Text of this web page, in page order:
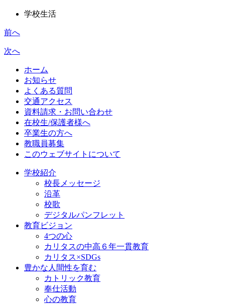
学校生活
前へ
次へ
ホーム
お知らせ
よくある質問
交通アクセス
資料請求・お問い合わせ
在校生/保護者様へ
卒業生の方へ
教職員募集
このウェブサイトについて
学校紹介
校長メッセージ
沿革
校歌
デジタルパンフレット
教育ビジョン
4つの心
カリタスの中高６年一貫教育
カリタス×SDGs
豊かな人間性を育む
カトリック教育
奉仕活動
心の教育